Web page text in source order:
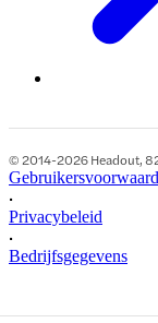
© 2014-2026 Headout,
•
Privacybeleid
•
Bedrijfsgegevens